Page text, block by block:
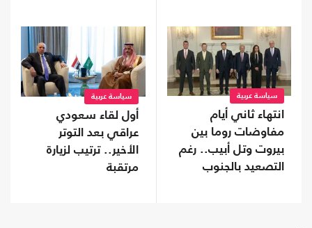
سياسة عربية
انتهاء ثاني أيام
مفاوضات روما بين
بيروت وتل أبيب.. رغم
التصعيد بالجنوب
سياسة عربية
أول لقاء سعودي
عراقي بعد التوتر
الأخير.. ترتيب لزيارة
مرتقبة